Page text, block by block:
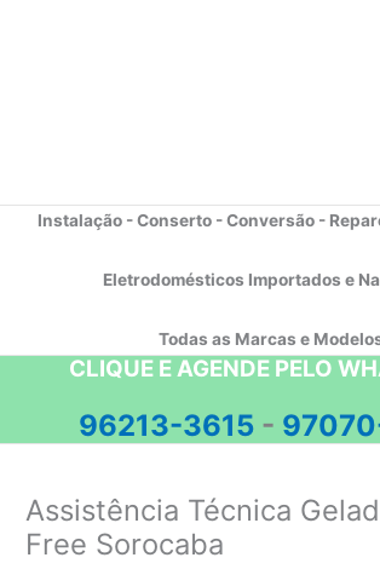
Instalação - Conserto - Conversão -
Eletrodomésticos Importados e
Todas as Marcas e
CLIQUE E AGENDE PELO
96213-3615 -
Assistência Técnica
Free Sorocaba